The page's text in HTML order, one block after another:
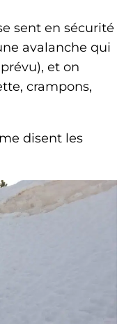
sent en sécurité
avalanche qui
et on
crampons,
disent les